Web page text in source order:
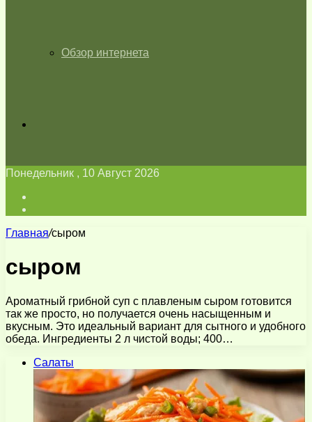
Обзор интернета
Понедельник , 10 Август 2026
Главная/сыром
сыром
Ароматный грибной суп с плавленым сыром готовится
так же просто, но получается очень насыщенным и
вкусным. Это идеальный вариант для сытного и удобного
обеда. Ингредиенты 2 л чистой воды; 400…
Салаты